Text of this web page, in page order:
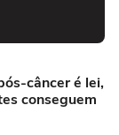
câncer é lei,
conseguem